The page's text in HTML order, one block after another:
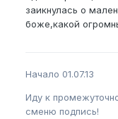
заикнулась о
боже,какой
Начало 01.07.13
Иду к
сменю подпись!